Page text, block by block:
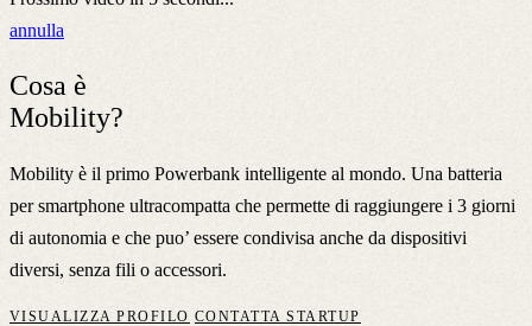
annulla
Cosa è
Mobility?
Mobility è il primo Powerbank intelligente al mondo. Una batteria
per smartphone ultracompatta che permette di raggiungere i 3 giorni
di autonomia e che puo’ essere condivisa anche da dispositivi
diversi, senza fili o accessori.
VISUALIZZA PROFILO CONTATTA STARTUP